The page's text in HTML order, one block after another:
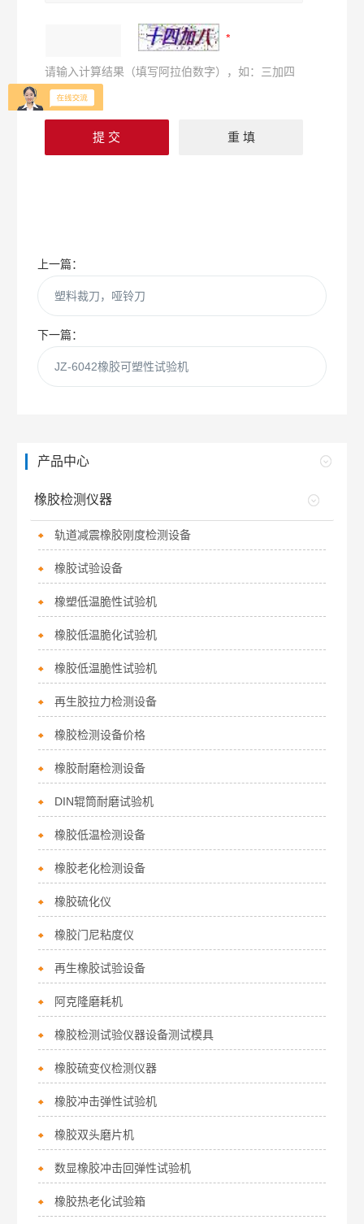
请输入计算结果（填写阿拉伯数字），如：三加四
=7
上一篇：
塑料裁刀，哑铃刀
下一篇：
JZ-6042橡胶可塑性试验机
产品中心
橡胶检测仪器
轨道减震橡胶刚度检测设备
橡胶试验设备
橡塑低温脆性试验机
橡胶低温脆化试验机
橡胶低温脆性试验机
再生胶拉力检测设备
橡胶检测设备价格
橡胶耐磨检测设备
DIN辊筒耐磨试验机
橡胶低温检测设备
橡胶老化检测设备
橡胶硫化仪
橡胶门尼粘度仪
再生橡胶试验设备
阿克隆磨耗机
橡胶检测试验仪器设备测试模具
橡胶硫变仪检测仪器
橡胶冲击弹性试验机
橡胶双头磨片机
数显橡胶冲击回弹性试验机
橡胶热老化试验箱